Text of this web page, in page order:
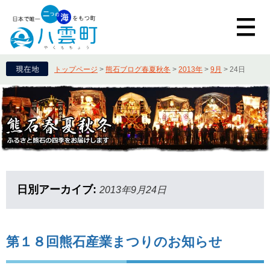
トップページ > 熊石ブログ春夏秋冬 > 2013年 > 9月 > 24日
日別アーカイブ: 2013年9月24日
第１８回熊石産業まつりのお知らせ